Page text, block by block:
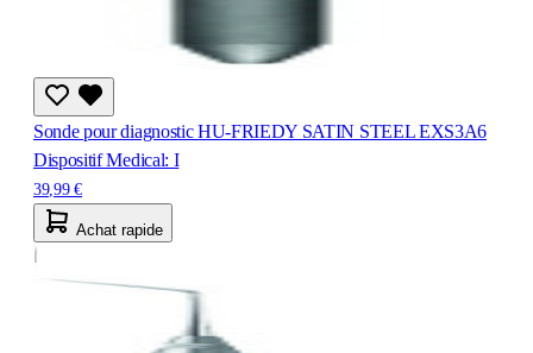
Sonde pour diagnostic HU-FRIEDY SATIN STEEL EXS3A6
Dispositif Medical: I
39,99 €
Achat rapide